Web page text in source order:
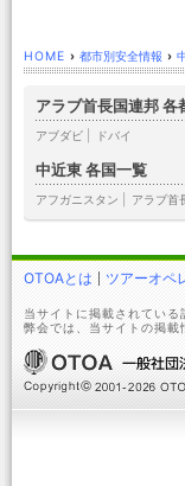
HOME › 都市別安全情報 ›
アラブ首長国連邦 各
アブダビ ドバイ
中近東 各国一覧
アフガニスタン アラブ首
OTOAとは ツアーオペ
当サイトに掲載されてい
弊会では、当サイトの掲